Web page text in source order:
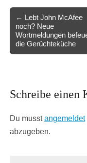
navigation
← Lebt John McAfee
noch? Neue
Wortmeldungen
die Gerüchteküche
Schreibe einen
Du musstangemeldet
abzugeben.